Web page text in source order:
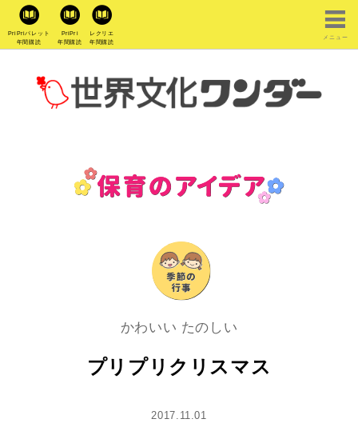
PriPriパレット
年間購読
PriPri
年間購読
レクリエ
年間購読
メニュー
かわいい たのしい
プリプリクリスマス
2017.11.01